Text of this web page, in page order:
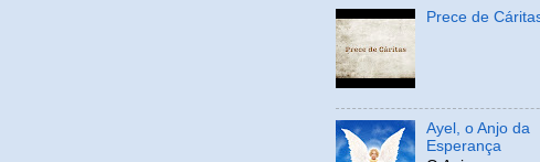
Prece de
Ayel, o Anjo da
Esperança